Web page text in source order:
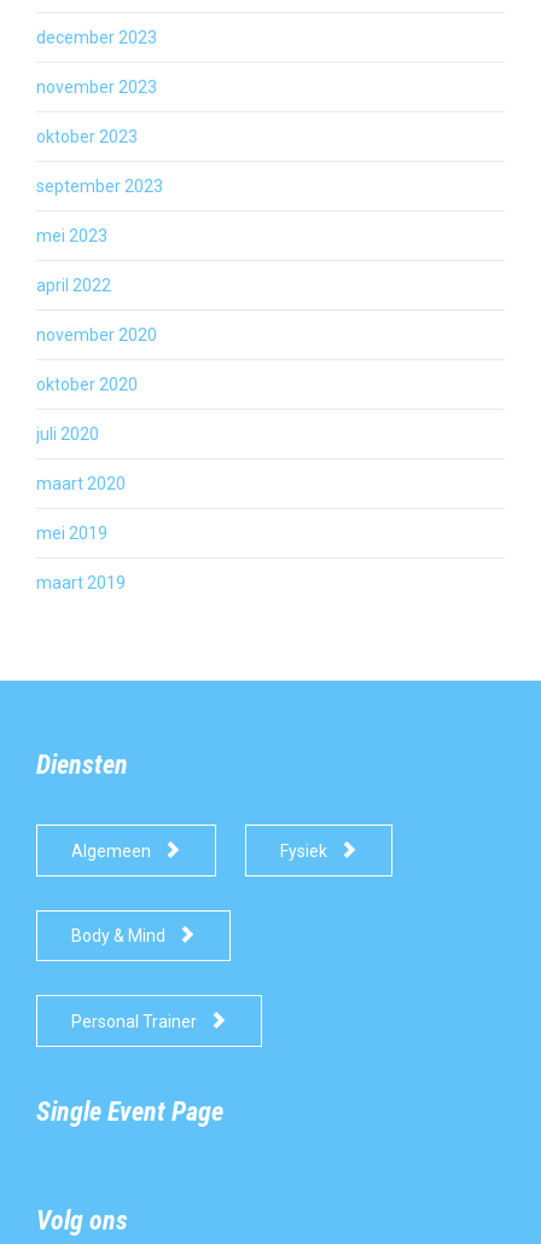
december 2023
november 2023
oktober 2023
september 2023
mei 2023
april 2022
november 2020
oktober 2020
juli 2020
maart 2020
mei 2019
maart 2019
Diensten
Algemeen  Fysiek 
Body & Mind 
Personal Trainer 
Single Event Page
Volg ons